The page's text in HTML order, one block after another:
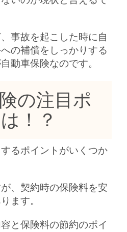
事故を起こした時に自
の補償をしっかりする
動車保険なのです。
の注目ポ
！？
るポイントがいくつか
、契約時の保険料を安
ます。
と保険料の節約のポイ